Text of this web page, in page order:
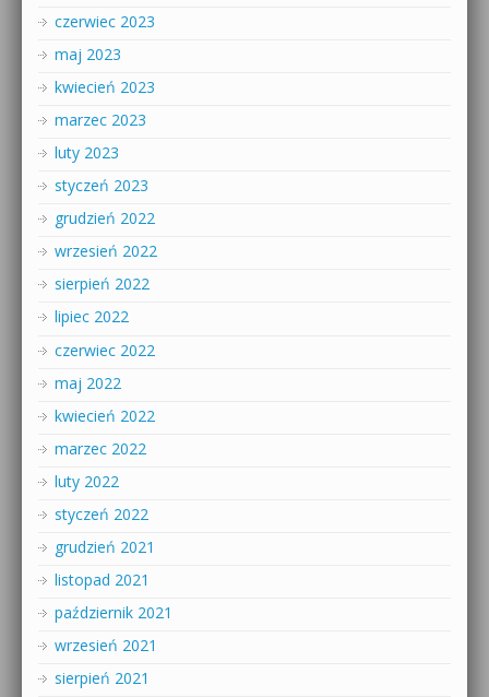
czerwiec 2023
maj 2023
kwiecień 2023
marzec 2023
luty 2023
styczeń 2023
grudzień 2022
wrzesień 2022
sierpień 2022
lipiec 2022
czerwiec 2022
maj 2022
kwiecień 2022
marzec 2022
luty 2022
styczeń 2022
grudzień 2021
listopad 2021
październik 2021
wrzesień 2021
sierpień 2021